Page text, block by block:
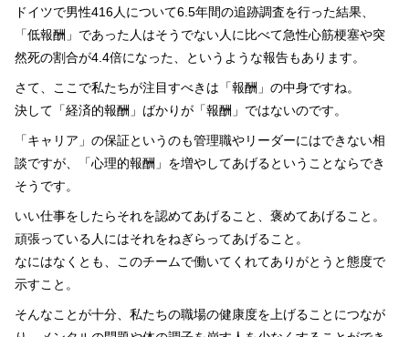
ドイツで男性416人について6.5年間の追跡調査を行った結果、
「低報酬」であった人はそうでない人に比べて急性心筋梗塞や突
然死の割合が4.4倍になった、というような報告もあります。
さて、ここで私たちが注目すべきは「報酬」の中身ですね。
決して「経済的報酬」ばかりが「報酬」ではないのです。
「キャリア」の保証というのも管理職やリーダーにはできない相
談ですが、「心理的報酬」を増やしてあげるということならでき
そうです。
いい仕事をしたらそれを認めてあげること、褒めてあげること。
頑張っている人にはそれをねぎらってあげること。
なにはなくとも、このチームで働いてくれてありがとうと態度で
示すこと。
そんなことが十分、私たちの職場の健康度を上げることにつなが